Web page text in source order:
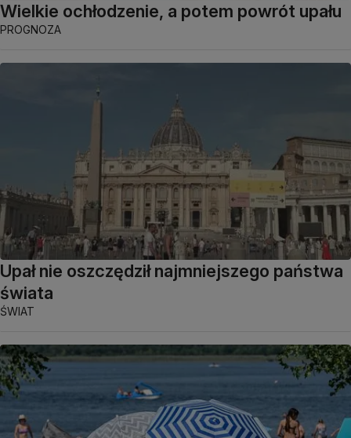
Wielkie ochłodzenie, a potem powrót upału
PROGNOZA
Upał nie oszczędził najmniejszego państwa
świata
ŚWIAT